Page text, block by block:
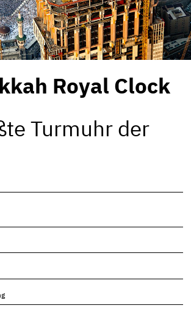
Royal Clock
Turmuhr der